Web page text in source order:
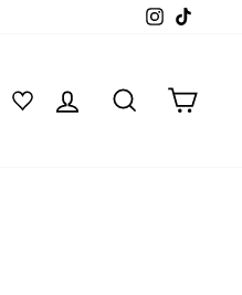
Instagram
ログイン 検索